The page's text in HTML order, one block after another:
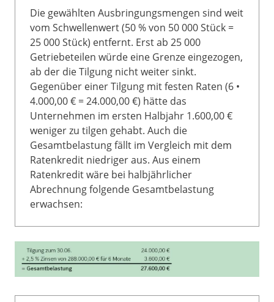
Die gewählten Ausbringungsmengen sind weit
vom Schwellenwert (50 % von 50 000 Stück =
25 000 Stück) entfernt. Erst ab 25 000
Getriebeteilen würde eine Grenze eingezogen,
ab der die Tilgung nicht weiter sinkt.
Gegenüber einer Tilgung mit festen Raten (6 •
4.000,00 € = 24.000,00 €) hätte das
Unternehmen im ersten Halbjahr 1.600,00 €
weniger zu tilgen gehabt. Auch die
Gesamtbelastung fällt im Vergleich mit dem
Ratenkredit niedriger aus. Aus einem
Ratenkredit wäre bei halbjährlicher
Abrechnung folgende Gesamtbelastung
erwachsen: